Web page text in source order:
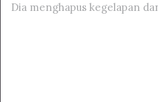
Dia menghapus kegelapan